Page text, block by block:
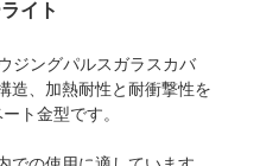
イト
ジングパルスガラスカバ
造、加熱耐性と耐衝撃性を